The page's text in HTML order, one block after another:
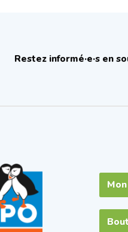
Restez informé·e·s en